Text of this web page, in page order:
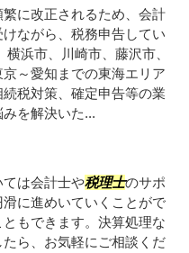
に改正されるため、会計
ながら、税務申告してい
浜市、川崎市、藤沢市、
～愛知までの東海エリア
税対策、確定申告等の業
を解決いた...
は会計士や税理士のサポ
に進めいていくことがで
もできます。決算処理な
ら、お気軽にご相談くだ